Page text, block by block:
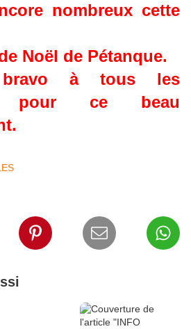
nombreux cette
Noël de Pétanque.
à tous les
pour ce beau